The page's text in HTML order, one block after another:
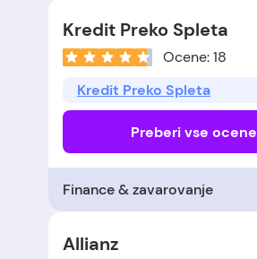
Kredit Preko Spleta
Ocene: 18
Kredit Preko Spleta
Preberi vse ocene
Finance & zavarovanje
Allianz